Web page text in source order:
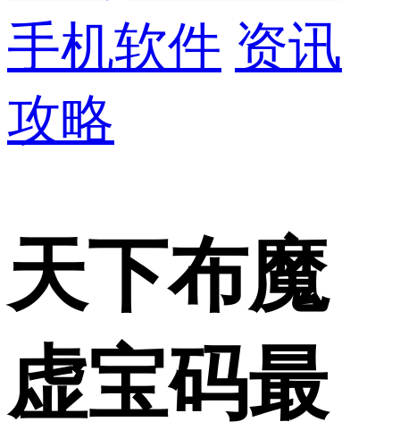
手机软件 资讯
攻略
天下布魔
虚宝码最